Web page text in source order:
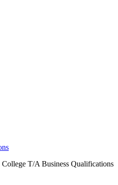
T/A Business Qualifications